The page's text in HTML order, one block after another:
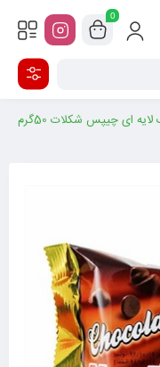
0
کیک لایه ای چیپس شکلات 50گرم